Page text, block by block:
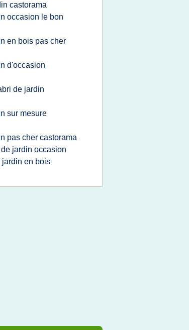
castorama
occasion le bon
en bois pas cher
d'occasion
de jardin
sur mesure
pas cher castorama
jardin occasion
jardin en bois